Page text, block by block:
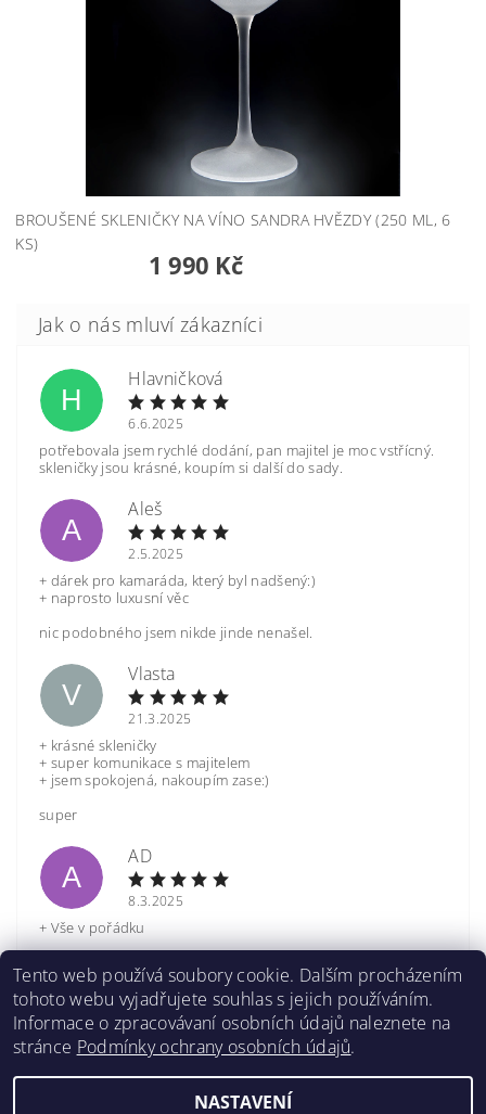
BROUŠENÉ SKLENIČKY NA VÍNO SANDRA HVĚZDY (250 ML, 6
KS)
1 990 Kč
H
Hlavničková
6.6.2025
potřebovala jsem rychlé dodání, pan majitel je moc vstřícný.
skleničky jsou krásné, koupím si další do sady.
A
Aleš
2.5.2025
+ dárek pro kamaráda, který byl nadšený:)
+ naprosto luxusní věc
nic podobného jsem nikde jinde nenašel.
V
Vlasta
21.3.2025
+ krásné skleničky
+ super komunikace s majitelem
+ jsem spokojená, nakoupím zase:)
super
A
AD
8.3.2025
+ Vše v pořádku
Zobrazit další hodnocení
Tento web používá soubory cookie. Dalším procházením
tohoto webu vyjadřujete souhlas s jejich používáním.
Informace o zpracovávaní osobních údajů naleznete na
stránce Podmínky ochrany osobních údajů.
NASTAVENÍ